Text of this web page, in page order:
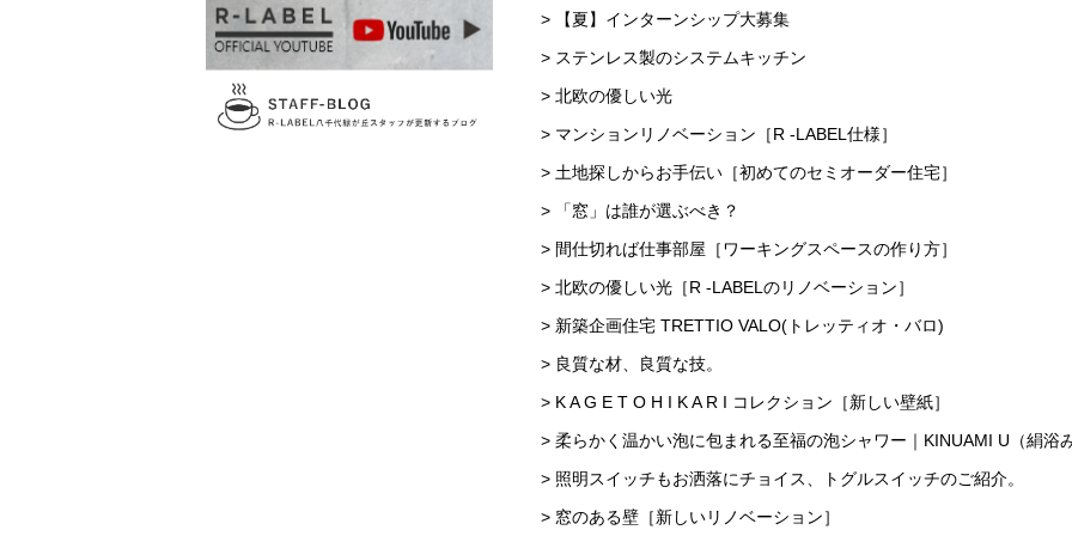
> 【夏】インターンシップ大募集
> ステンレス製のシステムキッチン
> 北欧の優しい光
> マンションリノベーション［R -LABEL仕様］
> 土地探しからお手伝い［初めてのセミオーダー住宅］
> 「窓」は誰が選ぶべき？
> 間仕切れば仕事部屋［ワーキングスペースの作り方］
> 北欧の優しい光［R -LABELのリノベーション］
> 新築企画住宅 TRETTIO VALO(トレッティオ・バロ)
> 良質な材、良質な技。
> K A G E T O H I K A R I コレクション［新しい壁紙］
> 柔らかく温かい泡に包まれる至福の泡シャワー｜KINUAMI U（絹浴
> 照明スイッチもお洒落にチョイス、トグルスイッチのご紹介。
> 窓のある壁［新しいリノベーション］